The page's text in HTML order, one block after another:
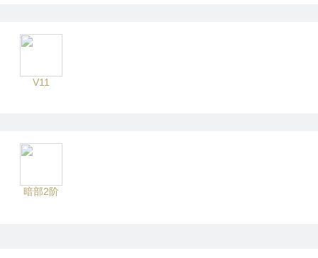
V11
暗部2阶